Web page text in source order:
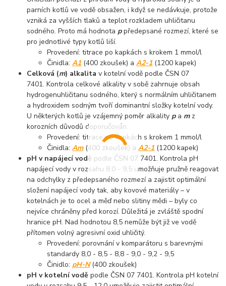
parních kotlů ve vodě obsažen, i když se nedávkuje, protože
vzniká za vyšších tlaků a teplot rozkladem uhličitanu
sodného. Proto má hodnota ppředepsané rozmezí, které se
pro jednotlivé typy kotlů liší.
Provedení: titrace po kapkách s krokem 1 mmol/l
Činidla:A1 (400 zkoušek) aA2-1 (1200 kapek)
Celková (m) alkalita v kotelní vodě podle ČSN 07
7401. Kontrola celkové alkality v sobě zahrnuje obsah
hydrogenuhličitanu sodného, který s normálním uhličitanem
a hydroxidem sodným tvoří dominantní složky kotelní vody.
U některých kotlů je vzájemný poměr alkality pa mz
korozních důvodů doporučován.
Provedení: titrace po kapkách s krokem 1 mmol/l
Činidla:Am(400 zkoušek) aA2-1 (1200 kapek)
pH v napájecí vodě podle ČSN 07 7401. Kontrola pH
napájecí vody v rozsahu 8,0 - 9,5 umožňuje pružně reagovat
na odchylky z předepsaného rozmezí a zajistit optimální
složení napájecí vody tak, aby kovové materiály – v
kotelnách je to ocel a měď nebo slitiny mědi – byly co
nejvíce chráněny před korozí. Důležitá je zvláště spodní
hranice pH. Nad hodnotou 8,5 nemůže být již ve vodě
přítomen volný agresivní oxid uhličitý.
Provedení: porovnání v komparátoru s barevnými
standardy 8,0 - 8,5 - 8,8 - 9,0 - 9,2 - 9,5
Činidlo: pH-N (400 zkoušek)
pH v kotelní vodě podle ČSN 07 7401. Kontrola pH kotelní